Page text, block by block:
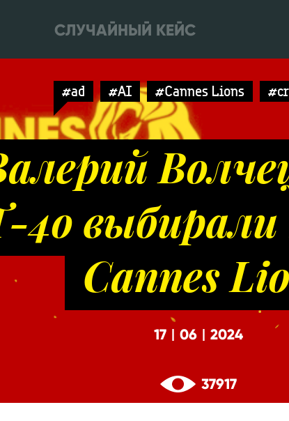
СЛУЧАЙНЫЙ КЕЙС
#ad #AI #Cannes Lions
4o
Cannes
17 06 2024
37917